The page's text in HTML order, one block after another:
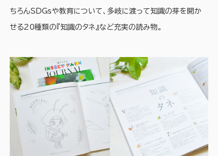
ちろんSDGsや教育について、多岐に渡って知識の芽を開か
せる20種類の『知識のタネ』など充実の読み物。